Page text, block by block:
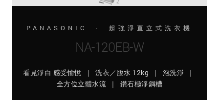
PANASONIC · 超強淨直立式洗衣機
NA-120EB-W
看見淨白 感受愉悅 ｜ 洗衣／脫水 12kg ｜ 泡洗淨 ｜
全方位立體水流 ｜ 鑽石極淨鋼槽